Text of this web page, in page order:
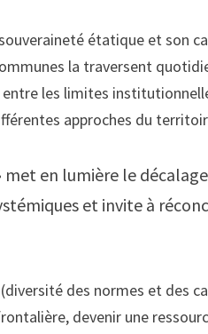
étatique et son
la traversent
les limites
approches du
met en lumière le
et invite à
des normes et des
devenir une